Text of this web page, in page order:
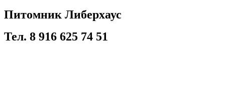
Питомник Либерхаус
Тел. 8 916 625 74 51